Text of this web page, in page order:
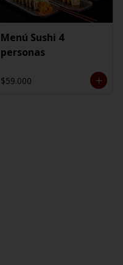
Menú Sushi 4
personas
$59.000